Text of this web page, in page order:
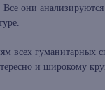
они
всех
и широкому